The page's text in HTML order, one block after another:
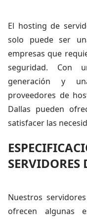
El hosting de
solo puede ser
empresas que
seguridad. Con
generación y
proveedores de
Dallas pueden
satisfacer las
SERVIDORES
Nuestros
ofrecen algunas